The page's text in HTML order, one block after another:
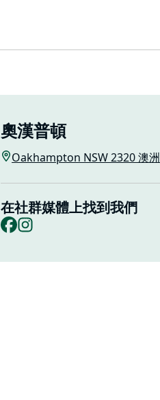
奧漢普頓
Oakhampton NSW 2320 澳洲
在社群媒體上找到我們
Facebook